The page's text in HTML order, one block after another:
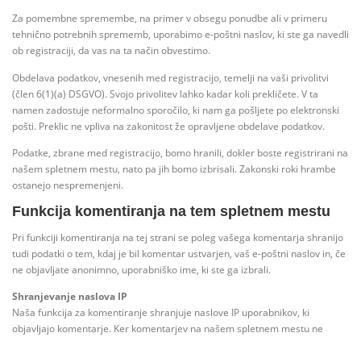
Za pomembne spremembe, na primer v obsegu ponudbe ali v primeru
tehnično potrebnih sprememb, uporabimo e-poštni naslov, ki ste ga navedli
ob registraciji, da vas na ta način obvestimo.
Obdelava podatkov, vnesenih med registracijo, temelji na vaši privolitvi
(člen 6(1)(a) DSGVO). Svojo privolitev lahko kadar koli prekličete. V ta
namen zadostuje neformalno sporočilo, ki nam ga pošljete po elektronski
pošti. Preklic ne vpliva na zakonitost že opravljene obdelave podatkov.
Podatke, zbrane med registracijo, bomo hranili, dokler boste registrirani na
našem spletnem mestu, nato pa jih bomo izbrisali. Zakonski roki hrambe
ostanejo nespremenjeni.
Funkcija komentiranja na tem spletnem mestu
Pri funkciji komentiranja na tej strani se poleg vašega komentarja shranijo
tudi podatki o tem, kdaj je bil komentar ustvarjen, vaš e-poštni naslov in, če
ne objavljate anonimno, uporabniško ime, ki ste ga izbrali.
Shranjevanje naslova IP
Naša funkcija za komentiranje shranjuje naslove IP uporabnikov, ki
objavljajo komentarje. Ker komentarjev na našem spletnem mestu ne